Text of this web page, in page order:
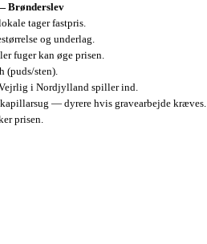
Brønderslev
tager fastpris.
og underlag.
fuger kan øge prisen.
(puds/sten).
i Nordjylland spiller ind.
— dyrere hvis gravearbejde kræves.
prisen.